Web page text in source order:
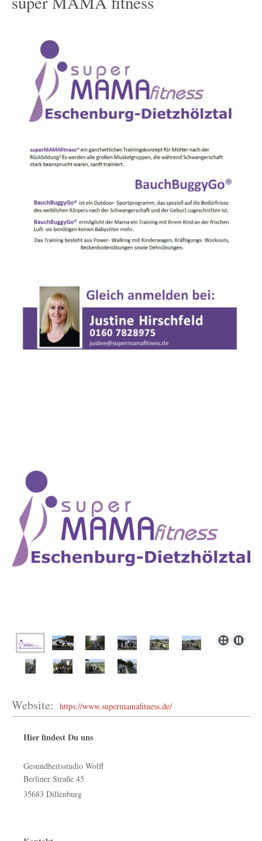
Website: https://www.supermamafitness.de/
Hier findest Du uns
Gesundheitsstudio Wolff
Berliner Straße 45
35683 Dillenburg